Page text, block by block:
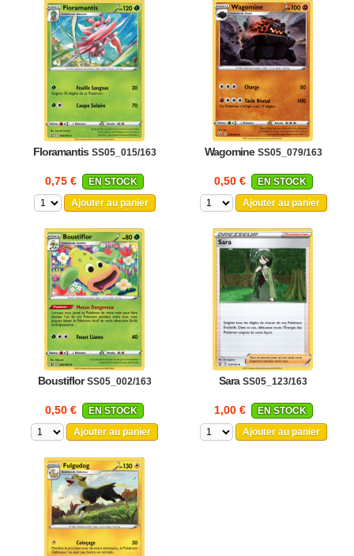
Floramantis SS05_015/163
0,75 €
EN STOCK
Ajouter au panier
Wagomine SS05_079/163
0,50 €
EN STOCK
Ajouter au panier
Boustiflor SS05_002/163
0,50 €
EN STOCK
Ajouter au panier
Sara SS05_123/163
1,00 €
EN STOCK
Ajouter au panier